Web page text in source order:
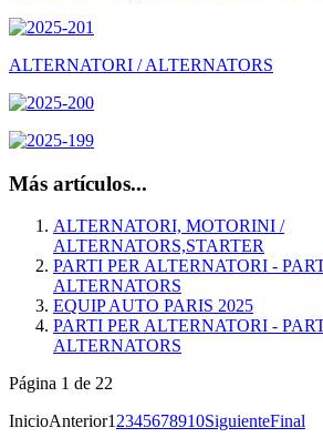
ALTERNATORI / ALTERNATORS
Más artículos...
ALTERNATORI, MOTORINI /
ALTERNATORS,STARTER
PARTI PER ALTERNATORI -
ALTERNATORS
EQUIP AUTO PARIS 2025
PARTI PER ALTERNATORI -
ALTERNATORS
Página 1 de 22
InicioAnterior12345678910SiguienteFinal